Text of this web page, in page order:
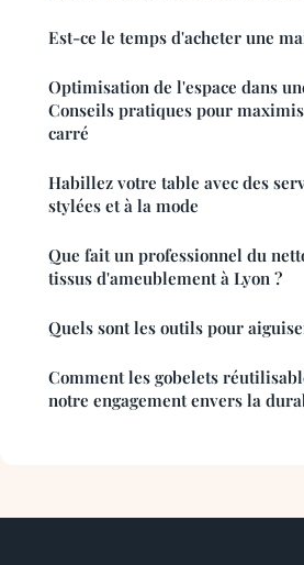
Est-ce le temps d'acheter une
Optimisation de l'espace dans
Conseils pratiques pour
carré
Habillez votre table avec des
stylées et à la mode
Que fait un professionnel du
tissus d'ameublement à Lyon ?
Quels sont les outils pour
Comment les gobelets
notre engagement envers la